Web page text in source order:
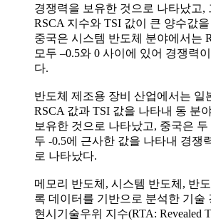
경쟁력을 보유한 것으로 나타났고,
RSCA 지수와 TSI 값이 큰 양수값
중국은 시스템 반도체 분야에서는
모두 –0.5와 0 사이에 있어 경쟁력
다.
반도체 제조용 장비 산업에서는 일
RSCA 값과 TSI 값을 나타내 동 분
보유한 것으로 나타났고, 중국은
두 -0.5에 근사한 값을 나타내 경쟁
로 나타났다.
메모리 반도체, 시스템 반도체, 반
록 데이터를 기반으로 분석한 기술
현시기술우위 지수(RTA: Revealed